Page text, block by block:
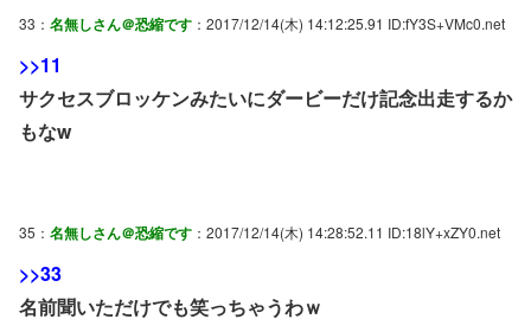
33： 名無しさん＠恐縮です ：2017/12/14(木) 14:12:25.91 ID:fY3S+VMc0.net
>>11
サクセスブロッケンみたいにダービーだけ記念出走するか
もなw
35： 名無しさん＠恐縮です ：2017/12/14(木) 14:28:52.11 ID:18lY+xZY0.net
>>33
名前聞いただけでも笑っちゃうわｗ